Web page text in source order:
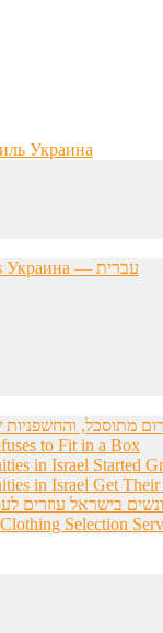
Украина
Детская одежда от SuperKids Украина — עברית
to Fit in a Box
in Israel Started
in Israel Get
בישראל עוזרים
Selection